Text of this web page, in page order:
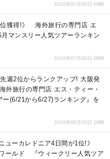
2010年07月05日 09時
位獲得!》 海外旅行の専門店 エ
マンスリー人気ツアーランキン
2010年07月02日 08時
週2位からランクアップ! 大阪発
旅行の専門店 エス・ティー・
(6/21から6/27)ランキング』を
2010年06月28日 10時
ューカレドニア4日間が1位!》
ールド 『ウィークリー人気ツア